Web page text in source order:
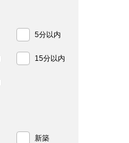
5分以内
15分以内
新築